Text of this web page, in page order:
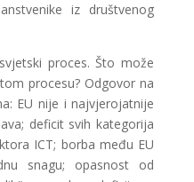
iz društvenog
proces. Što može
procesu? Odgovor na
EU nije i najvjerojatnije
deficit svih kategorija
ICT; borba među EU
snagu; opasnost od